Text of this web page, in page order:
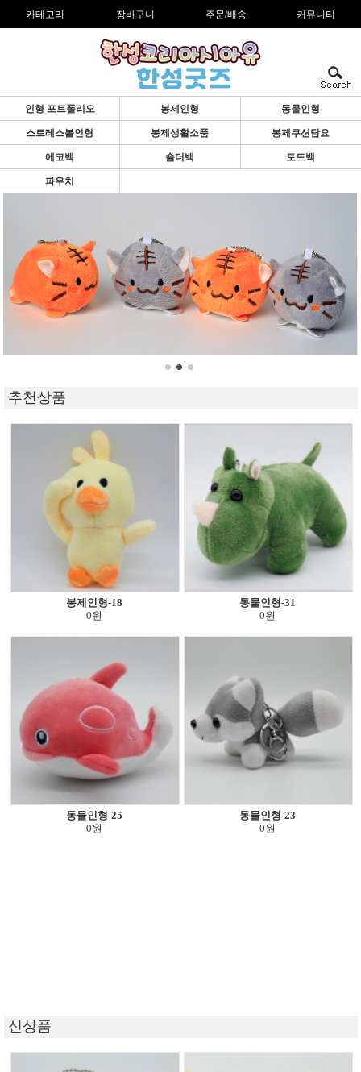
카테고리 장바구니 주문/배송 커뮤니티
인형 포트폴리오 봉제인형 동물인형
스트레스볼인형 봉제생활소품 봉제쿠션담요
에코백 숄더백 토드백
파우치
추천상품
봉제인형-18
0원
동물인형-31
0원
동물인형-25
0원
동물인형-23
0원
신상품